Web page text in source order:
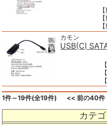
カテ
カモン
USB(C)
1件～19件(全19件) << 前の40件